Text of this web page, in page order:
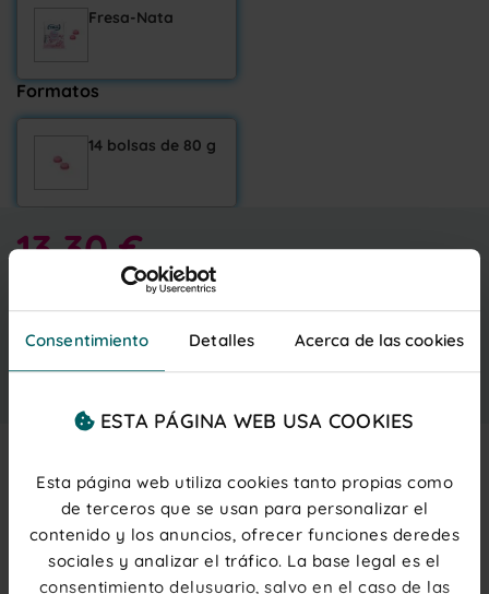
Consentimiento Detalles Acerca de las cookies
ESTA PÁGINA WEB USA COOKIES
Esta página web utiliza cookies tanto propias como
de terceros que se usan para personalizar el
contenido y los anuncios, ofrecer funciones deredes
sociales y analizar el tráfico. La base legal es el
consentimiento delusuario, salvo en el caso de las
Fresa-Nata
Formatos
14 bolsas de 80 g
13,30 €
Añadir al carrito
Description
Chucherías en forma de tartitacon una combinación
sabor nata-fresa con doble texturay una
cobertura perfecta de azúcar. Disfrutarás de esta